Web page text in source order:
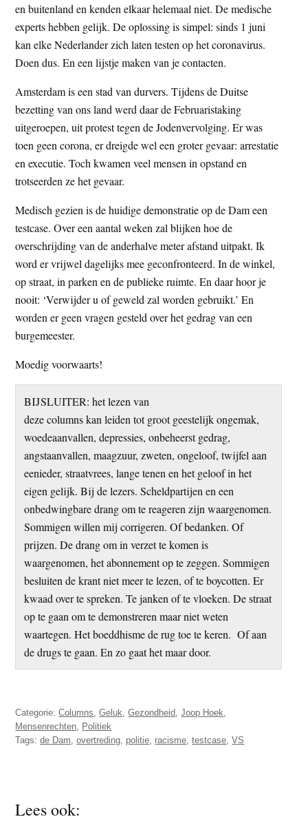
en buitenland en kenden elkaar helemaal niet. De medische
experts hebben gelijk. De oplossing is simpel: sinds 1 juni
kan elke Nederlander zich laten testen op het coronavirus.
Doen dus. En een lijstje maken van je contacten.
Amsterdam is een stad van durvers. Tijdens de Duitse
bezetting van ons land werd daar de Februaristaking
uitgeroepen, uit protest tegen de Jodenvervolging. Er was
toen geen corona, er dreigde wel een groter gevaar: arrestatie
en executie. Toch kwamen veel mensen in opstand en
trotseerden ze het gevaar.
Medisch gezien is de huidige demonstratie op de Dam een
testcase. Over een aantal weken zal blijken hoe de
overschrijding van de anderhalve meter afstand uitpakt. Ik
word er vrijwel dagelijks mee geconfronteerd. In de winkel,
op straat, in parken en de publieke ruimte. En daar hoor je
nooit: ‘Verwijder u of geweld zal worden gebruikt.’ En
worden er geen vragen gesteld over het gedrag van een
burgemeester.
Moedig voorwaarts!
BIJSLUITER: het lezen van
deze columns kan leiden tot groot geestelijk ongemak,
woedeaanvallen, depressies, onbeheerst gedrag,
angstaanvallen, maagzuur, zweten, ongeloof, twijfel aan
eenieder, straatvrees, lange tenen en het geloof in het
eigen gelijk. Bij de lezers. Scheldpartijen en een
onbedwingbare drang om te reageren zijn waargenomen.
Sommigen willen mij corrigeren. Of bedanken. Of
prijzen. De drang om in verzet te komen is
waargenomen, het abonnement op te zeggen. Sommigen
besluiten de krant niet meer te lezen, of te boycotten. Er
kwaad over te spreken. Te janken of te vloeken. De straat
op te gaan om te demonstreren maar niet weten
waartegen. Het boeddhisme de rug toe te keren. Of aan
de drugs te gaan. En zo gaat het maar door.
Categorie:Columns,Geluk,Gezondheid,Joop Hoek,
Mensenrechten, Politiek
Tags:de Dam,overtreding, politie, racisme,testcase,VS
Lees ook: